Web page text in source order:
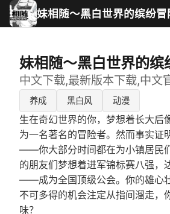
妹相随～黑白世界的缤纷冒
妹相随～黑白世界的缤
中文下载,最新版本下载,中文
养成 黑白风 动漫
生在奇幻世界的你，梦想着长大后
为一名著名的冒险者。然而事实证
——你大部分时间都在为小镇居民
的朋友们梦想着进军锦标赛八强，
——成为全国顶级公会。你的雄心
不可多得的机会注定从指间溜走，
味？